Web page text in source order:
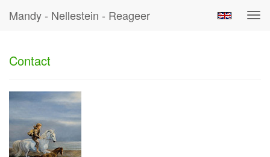
Mandy - Nellestein - Reageer
Contact